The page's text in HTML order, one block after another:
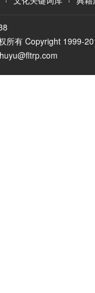
所有 Copyright 1999-